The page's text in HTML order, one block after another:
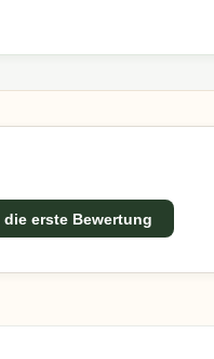
mit einem
die erste Bewertung